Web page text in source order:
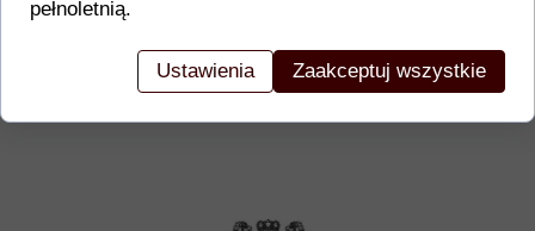
PREZENT, PREZENT DLA, PRIMITIVO,
GRAWER TRÓJMIASTO, WINO NA
pełnoletnią.
Ustawienia Zaakceptuj wszystkie